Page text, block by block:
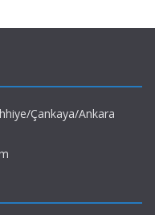
Çankaya/Ankara